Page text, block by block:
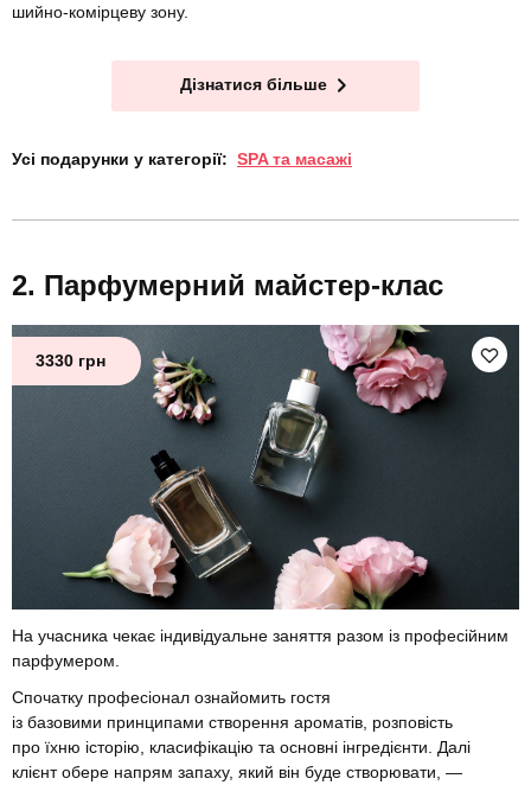
шийно-комірцеву зону.
Дізнатися більше
Усі подарунки у категорії: SPA та масажі
Парфумерний майстер-клас
3330 грн
На учасника чекає індивідуальне заняття разом із професійним
парфумером.
Спочатку професіонал ознайомить гостя
із базовими принципами створення ароматів, розповість
про їхню історію, класифікацію та основні інгредієнти. Далі
клієнт обере напрям запаху, який він буде створювати, —